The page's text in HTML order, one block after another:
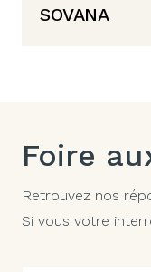
SOVANA
Foire
Retrouvez nos
Si vous votre